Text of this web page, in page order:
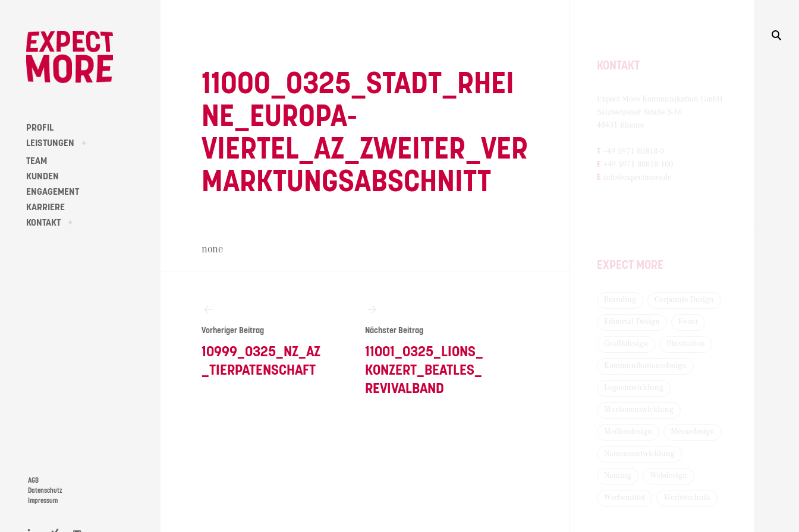
content
PROFIL
LEISTUNGEN
toggle
+
TEAM
KUNDEN
ENGAGEMENT
KARRIERE
KONTAKT
toggle
+
11000_0325_STADT_RHEI
NE_EUROPA-
VIERTEL_AZ_ZWEITER_VER
MARKTUNGSABSCHNITT
none
Vorheriger Beitrag
10999_0325_NZ_AZ
_TIERPATENSCHAFT
Nächster Beitrag
11001_0325_LIONS_
KONZERT_BEATLES_
REVIVALBAND
KONTAKT
Expect More Kommunikation GmbH
Salzbergener Straße 8-16
48431 Rheine
T +49 5971 80818-0
F +49 5971 80818-100
E info@expectmore.de
EXPECT MORE
Branding Corporate Design
Editorial Design
Grafikdesign
Kommunikationsdesign
Logoentwicklung
Markenentwicklung
Mediendesign Messedesign
Namensentwicklung
Naming Webdesign
AGB
Datenschutz
Impressum